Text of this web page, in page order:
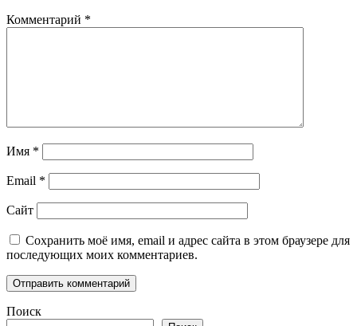
Комментарий *
Имя *
Email *
Сайт
Сохранить моё имя, email и адрес сайта в этом браузере для
последующих моих комментариев.
Поиск